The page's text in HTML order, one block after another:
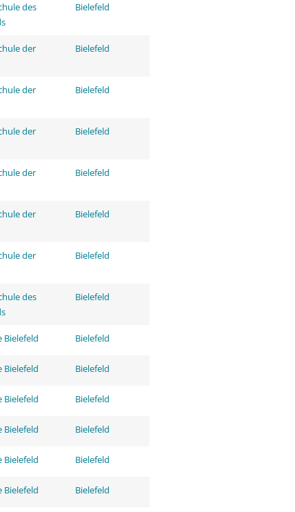
des
Bielefeld
der
Bielefeld
der
Bielefeld
der
Bielefeld
der
Bielefeld
der
Bielefeld
der
Bielefeld
des
Bielefeld
Bielefeld Bielefeld
Bielefeld Bielefeld
Bielefeld Bielefeld
Bielefeld Bielefeld
Bielefeld Bielefeld
Bielefeld Bielefeld